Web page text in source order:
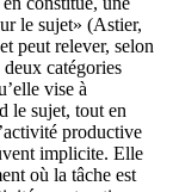
le sujet» (Astier,
peut relever, selon
catégories
vise à
le sujet, tout en
productive
implicite. Elle
où la tâche est